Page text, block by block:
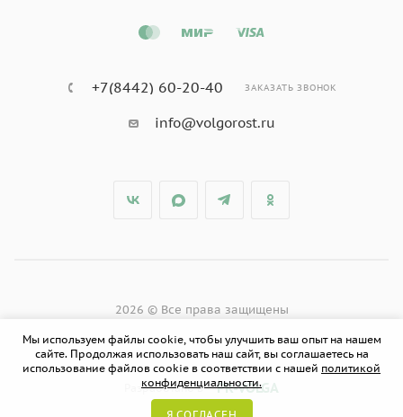
+7(8442) 60-20-40 ЗАКАЗАТЬ ЗВОНОК
info@volgorost.ru
2026 © Все права защищены
Разработано в PR-VOLGA
Мы используем файлы cookie, чтобы улучшить ваш опыт на нашем
сайте. Продолжая использовать наш сайт, вы соглашаетесь на
использование файлов cookie в соответствии с нашей политикой
конфиденциальности.